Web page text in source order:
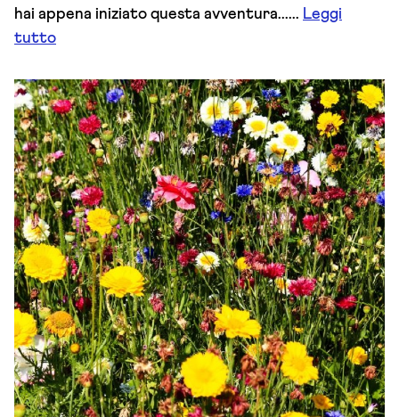
hai appena iniziato questa avventura...... Leggi
tutto